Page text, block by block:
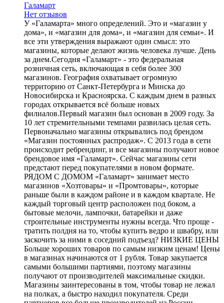
Галамарт
Нет отзывов
У «Галамарта» много определений. Это и «магазин у
дома», и «магазин для дома», и «магазин для семьи». И
все эти утверждения выражают один смысл: это
магазины, которые делают жизнь человека лучше. День
за днем.Сегодня «Галамарт» - это федеральная
розничная сеть, включающая в себя более 300
магазинов. География охватывает огромную
территорию от Санкт-Петербурга и Минска до
Новосибирска и Красноярска. С каждым днем в разных
городах открывается всё больше новых
филиалов.Первый магазин был основан в 2009 году. За
10 лет стремительными темпами развилась целая сеть.
Первоначально магазины открывались под брендом
«Магазин постоянных распродаж». С 2013 года в сети
происходит ребрендинг, и все магазины получают новое
брендовое имя «Галамарт». Сейчас магазины сети
предстают перед покупателями в новом формате.
РЯДОМ С ДОМОМ «Галамарт» занимает место
магазинов «Хозтовары» и «Промтовары», которые
раньше были в каждом районе и в каждом квартале. Не
каждый торговый центр расположен под боком, а
бытовые мелочи, лампочки, батарейки и даже
строительные инструменты нужны всегда. Что проще -
тратить полдня на то, чтобы купить ведро и швабру, или
заскочить за ними в соседний подъезд? НИЗКИЕ ЦЕНЫ
Больше хороших товаров по самым низким ценам! Цены
в магазинах начинаются от 1 рубля. Товар закупается
самыми большими партиями, поэтому магазины
получают от производителей максимальные скидки.
Магазины заинтересованы в том, чтобы товар не лежал
на полках, а быстро находил покупателя. Среди